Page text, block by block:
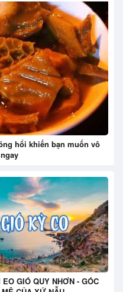
hổi khiến bạn muốn vô
GIÓ QUY NHƠN - GÓC